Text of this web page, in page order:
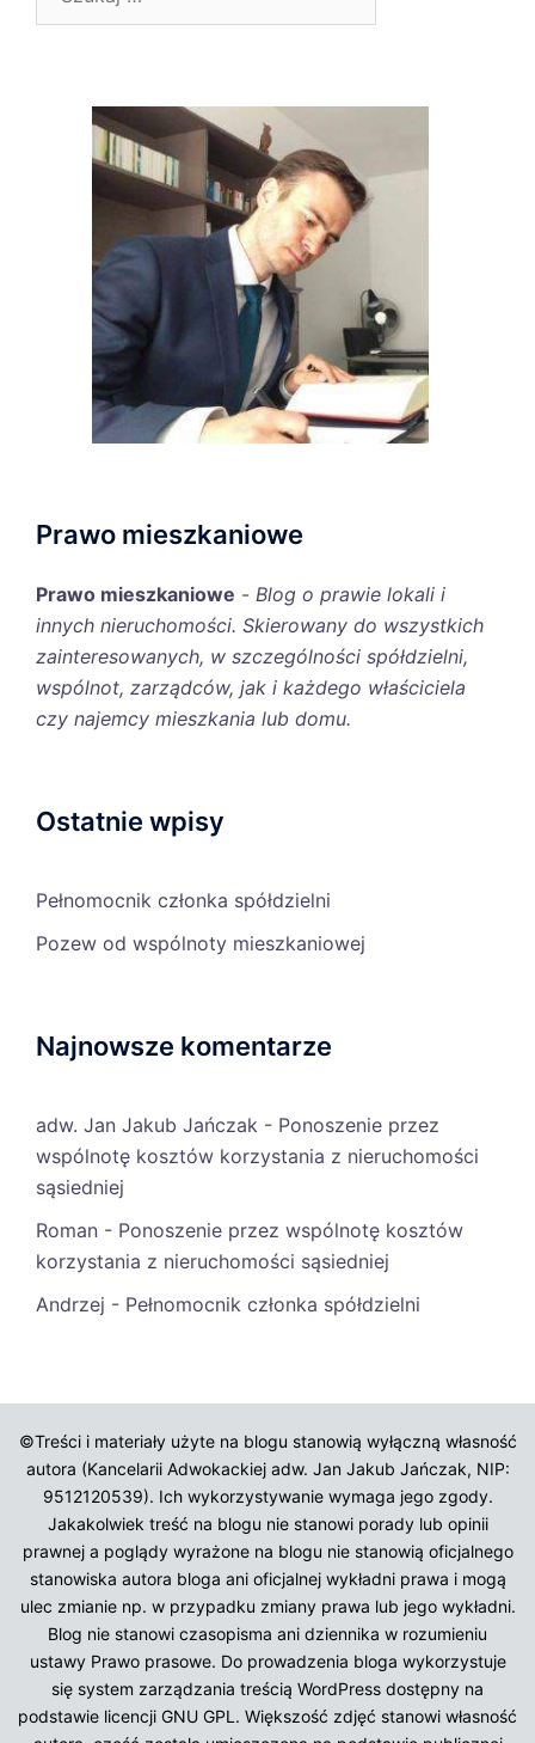
Prawo mieszkaniowe
Prawo mieszkaniowe - Blog o prawie lokali i
innych nieruchomości. Skierowany do wszystkich
zainteresowanych, w szczególności spółdzielni,
wspólnot, zarządców, jak i każdego właściciela
czy najemcy mieszkania lub domu.
Ostatnie wpisy
Pełnomocnik członka spółdzielni
Pozew od wspólnoty mieszkaniowej
Najnowsze komentarze
adw. Jan Jakub Jańczak - Ponoszenie przez
wspólnotę kosztów korzystania z nieruchomości
sąsiedniej
Roman - Ponoszenie przez wspólnotę kosztów
korzystania z nieruchomości sąsiedniej
Andrzej - Pełnomocnik członka spółdzielni
©Treści i materiały użyte na blogu stanowią wyłączną własność
autora (Kancelarii Adwokackiej adw. Jan Jakub Jańczak, NIP:
9512120539). Ich wykorzystywanie wymaga jego zgody.
Jakakolwiek treść na blogu nie stanowi porady lub opinii
prawnej a poglądy wyrażone na blogu nie stanowią oficjalnego
stanowiska autora bloga ani oficjalnej wykładni prawa i mogą
ulec zmianie np. w przypadku zmiany prawa lub jego wykładni.
Blog nie stanowi czasopisma ani dziennika w rozumieniu
ustawy Prawo prasowe. Do prowadzenia bloga wykorzystuje
się system zarządzania treścią WordPress dostępny na
podstawie licencji GNU GPL. Większość zdjęć stanowi własność